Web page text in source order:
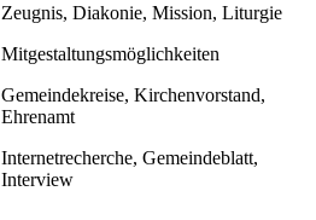
Zeugnis, Diakonie, Mission, Liturgie
Mitgestaltungsmöglichkeiten
Gemeindekreise, Kirchenvorstand,
Ehrenamt
Internetrecherche, Gemeindeblatt,
Interview